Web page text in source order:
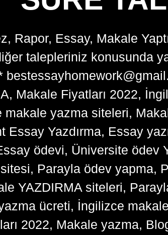
Rapor, Essay, Makale
talepleriniz konusunda
Makale Fiyatları 2022,
makale yazma siteleri,
Essay Yazdırma, Essay
ödevi, Üniversite ödev
Parayla ödev yapma,
YAZDIRMA siteleri,
ücreti, İngilizce
2022, Makale yazma,